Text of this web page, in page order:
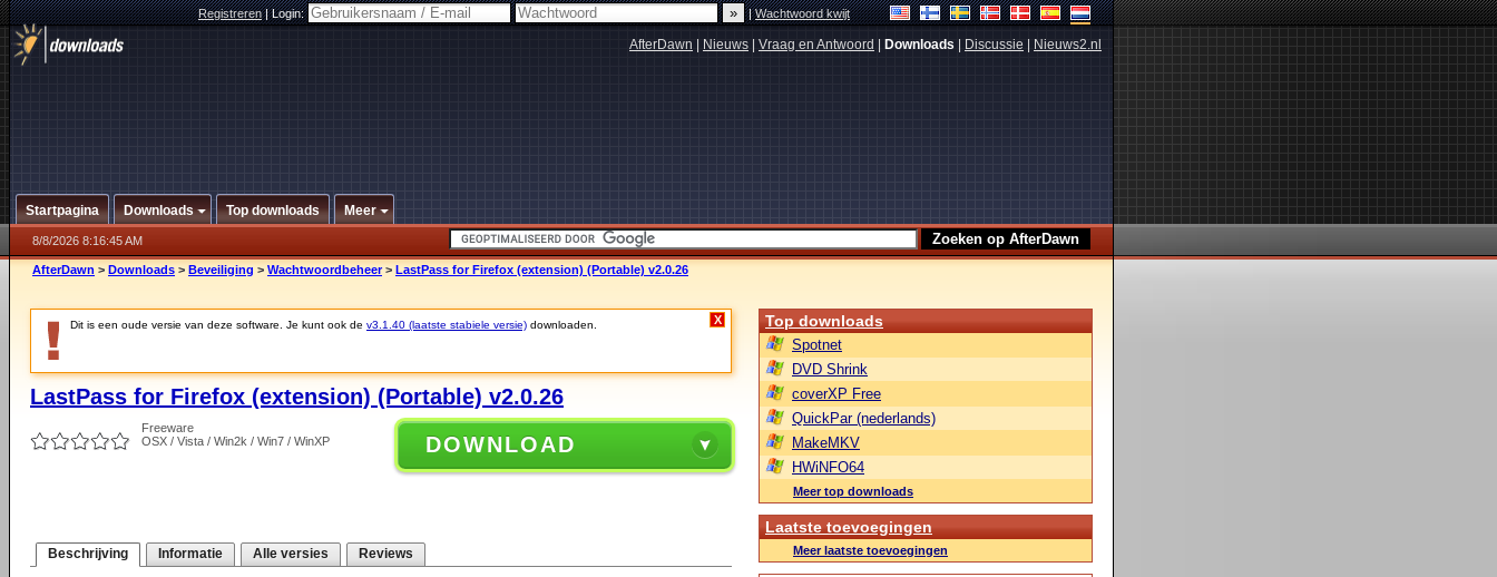
Registreren|Login: |Wachtwoord kwijt
AfterDawn Nieuws Vraag en Antwoord Downloads Discussie Nieuws2.nl
Startpagina Downloads Top downloads Meer
8/8/2026 8:16:45 AM
AfterDawn > Downloads > Beveiliging > Wachtwoordbeheer > LastPass for Firefox (extension) (Portable) v2.0.26
Dit is een oude versie van deze software. Je kunt ook de v3.1.40 (laatste stabiele versie) downloaden. X
LastPass for Firefox (extension) (Portable) v2.0.26
Freeware
OSX / Vista / Win2k / Win7 / WinXP
DOWNLOAD
Beschrijving Informatie Alle versies Reviews
Top downloads
Spotnet
DVD Shrink
coverXP Free
QuickPar (nederlands)
MakeMKV
HWiNFO64
Meer top downloads
Laatste toevoegingen
Meer laatste toevoegingen